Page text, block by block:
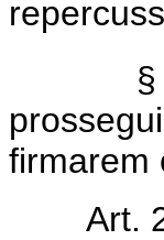
firmarem
Art.